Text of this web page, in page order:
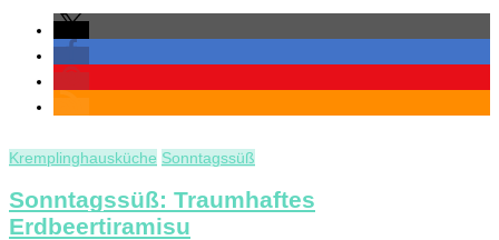
Kremplinghausküche Sonntagssüß
Sonntagssüß: Traumhaftes
Erdbeertiramisu